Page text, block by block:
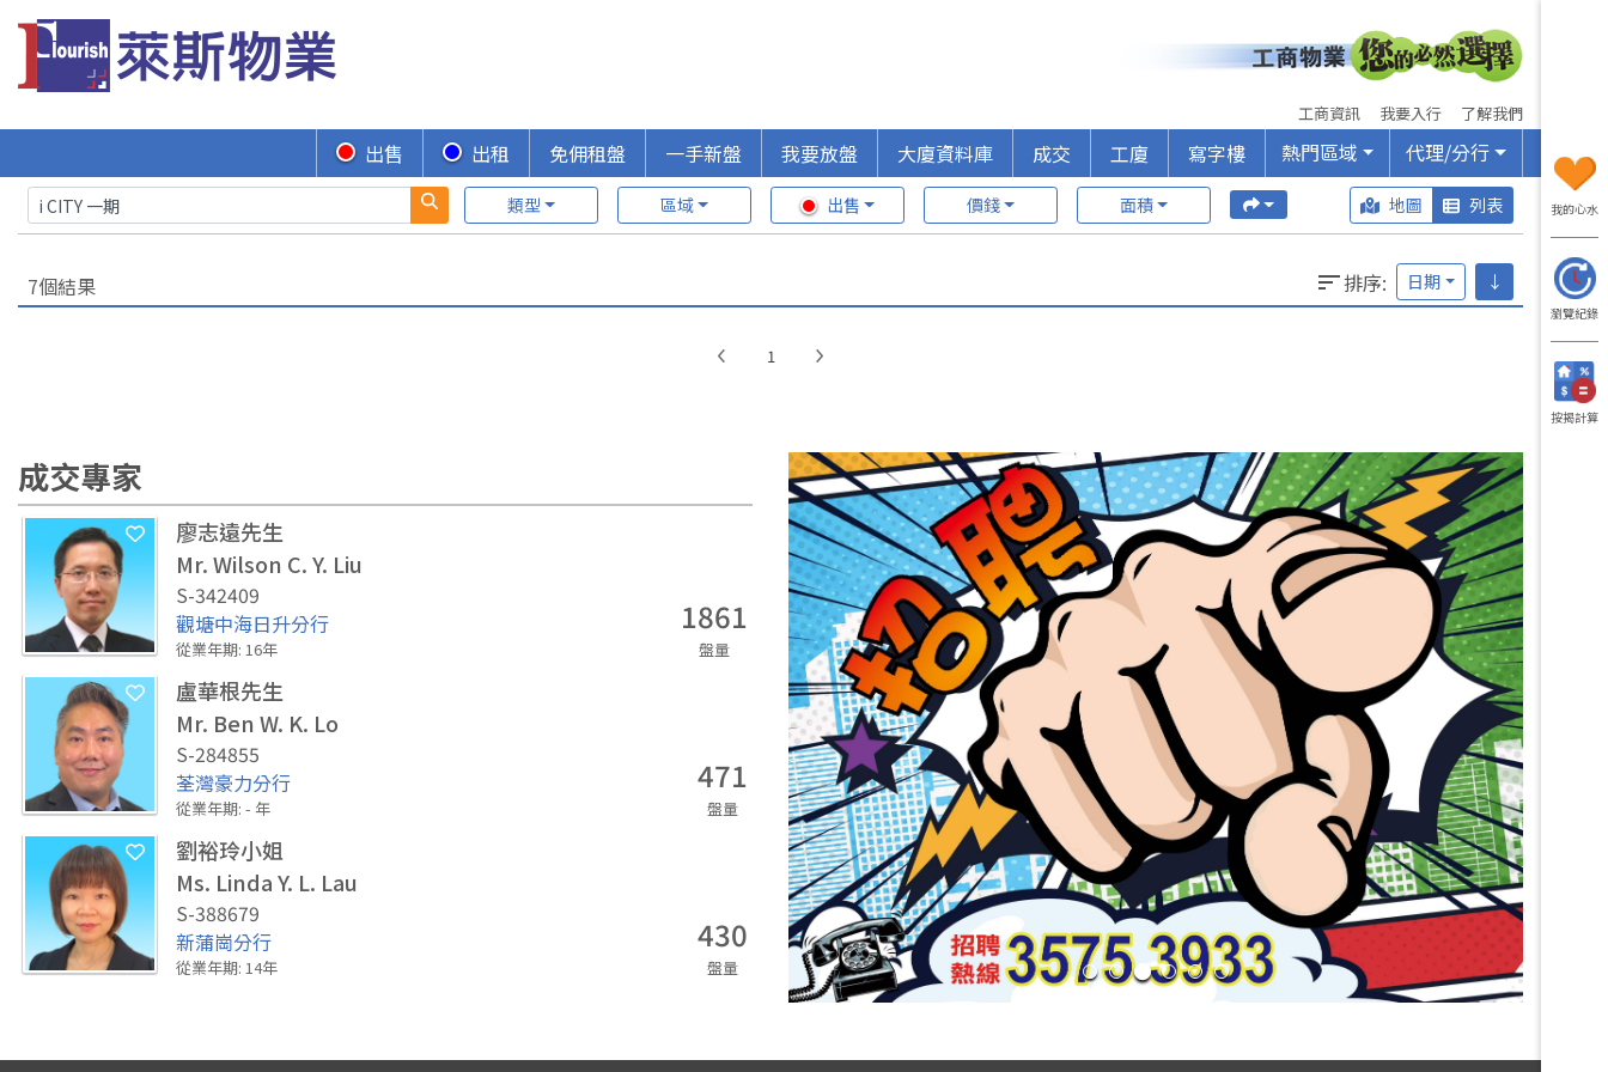
工商資訊 我要入行 了解我們
出售 出租 免佣租盤 一手新盤 我要放盤 大廈資料庫 成交 工廈 寫字樓 熱門區域 代理/分行
類型 區域 出售 價錢 面積 地圖 列表
7個結果 排序: 日期 ↓
1
成交專家
廖志遠先生
Mr. Wilson C. Y. Liu
S-342409
觀塘中海日升分行
從業年期: 16年
1861
盤量
盧華根先生
Mr. Ben W. K. Lo
S-284855
荃灣豪力分行
從業年期: - 年
471
盤量
劉裕玲小姐
Ms. Linda Y. L. Lau
S-388679
新蒲崗分行
從業年期: 14年
430
盤量
我的心水
瀏覽紀錄
按揭計算